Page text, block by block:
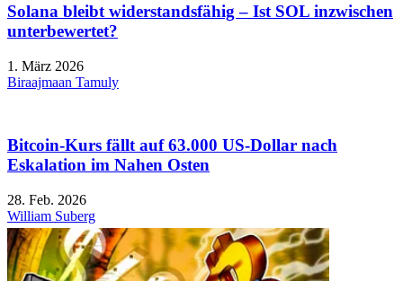
Solana bleibt widerstandsfähig – Ist SOL inzwischen
unterbewertet?
1. März 2026
Biraajmaan Tamuly
Bitcoin-Kurs fällt auf 63.000 US-Dollar nach
Eskalation im Nahen Osten
28. Feb. 2026
William Suberg